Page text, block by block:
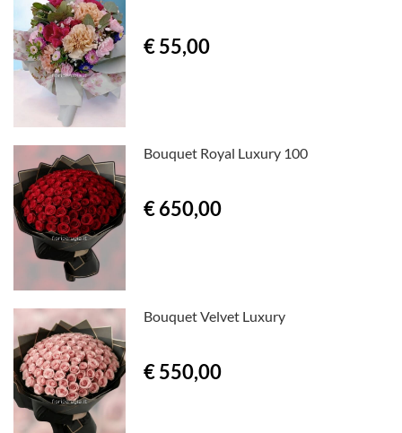
€ 55,00
Bouquet Royal Luxury 100
€ 650,00
Bouquet Velvet Luxury
€ 550,00